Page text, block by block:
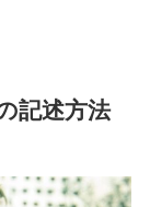
記述方法